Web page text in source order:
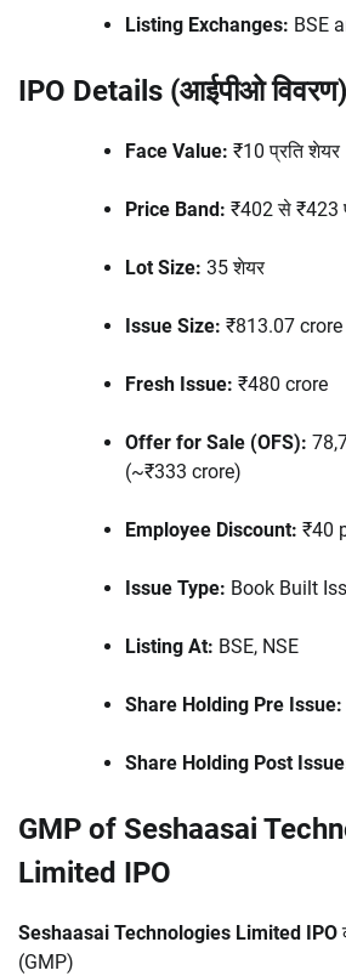
Listing Exchanges: BSE
IPO Details (आईपीओ विवरण)
Face Value: ₹10 प्रति शेयर
Price Band: ₹402 से ₹423
Lot Size: 35 शेयर
Issue Size: ₹813.07 crore
Fresh Issue: ₹480 crore
Offer for Sale (OFS):
(~₹333 crore)
Employee Discount: ₹40
Issue Type: Book Built
Listing At: BSE, NSE
Share Holding Pre Issue:
Share Holding Post
GMP of Seshaasai
Limited IPO
Seshaasai Technologies Limited IPO
(GMP)